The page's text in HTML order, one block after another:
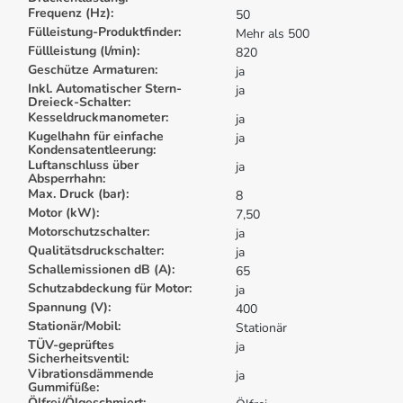
Frequenz (Hz):
50
Fülleistung-Produktfinder:
Mehr als 500
Füllleistung (l/min):
820
Geschütze Armaturen:
ja
Inkl. Automatischer Stern-
Dreieck-Schalter:
ja
Kesseldruckmanometer:
ja
Kugelhahn für einfache
Kondensatentleerung:
ja
Luftanschluss über
Absperrhahn:
ja
Max. Druck (bar):
8
Motor (kW):
7,50
Motorschutzschalter:
ja
Qualitätsdruckschalter:
ja
Schallemissionen dB (A):
65
Schutzabdeckung für Motor:
ja
Spannung (V):
400
Stationär/Mobil:
Stationär
TÜV-geprüftes
Sicherheitsventil:
ja
Vibrationsdämmende
Gummifüße:
ja